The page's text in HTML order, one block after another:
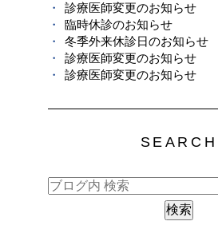
診療医師変更のお知らせ
臨時休診のお知らせ
冬季外来休診日のお知らせ
診療医師変更のお知らせ
診療医師変更のお知らせ
SEARCH